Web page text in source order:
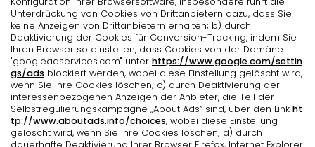
Unterdrückung von Cookies von Drittanbietern dazu, dass Sie
keine Anzeigen von Drittanbietern erhalten; b) durch
Deaktivierung der Cookies für Conversion-Tracking, indem Sie
Ihren Browser so einstellen, dass Cookies von der Domäne
"googleadservices.com" unter https://www.google.com/settin
gs/ads blockiert werden, wobei diese Einstellung gelöscht wird,
wenn Sie Ihre Cookies löschen; c) durch Deaktivierung der
interessenbezogenen Anzeigen der Anbieter, die Teil der
Selbstregulierungskampagne „About Ads“ sind, über den Link ht
tp://www.aboutads.info/choices, wobei diese Einstellung
gelöscht wird, wenn Sie Ihre Cookies löschen; d) durch
dauerhafte Deaktivierung Ihrer Browser Firefox, Internet Explorer